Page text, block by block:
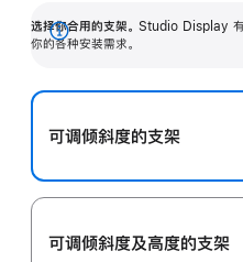
选择你合用的支架。 Studio Display 有
你的各种安装需求。
展
可调倾斜度的支架
可调倾斜度及高‍度的支‍架